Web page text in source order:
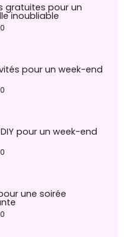
gratuites pour un
inoubliable
pour un week-end
pour un week-end
une soirée